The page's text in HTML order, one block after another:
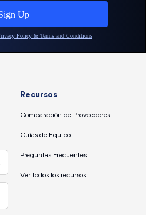
Recursos
Comparación de Proveedores
Guías de Equipo
Preguntas Frecuentes
Ver todos los recursos